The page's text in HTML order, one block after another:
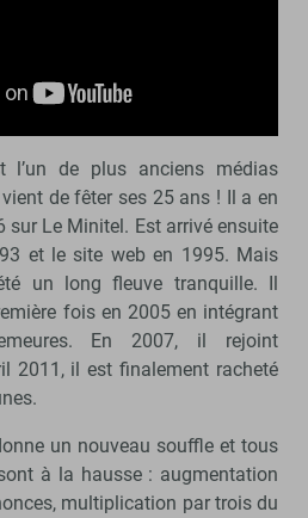
de plus anciens médias
de fêter ses 25 ans ! Il a en
sur Le Minitel. Est arrivé ensuite
et le site web en 1995. Mais
un long fleuve tranquille. Il
fois en 2005 en intégrant
En 2007, il rejoint
2011, il est finalement racheté
un nouveau souffle et tous
à la hausse : augmentation
multiplication par trois du